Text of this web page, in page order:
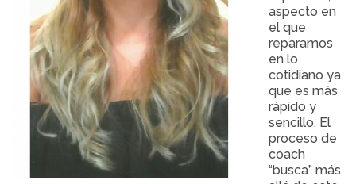
aspecto en
el que
reparamos
en lo
cotidiano ya
que es más
rápido y
sencillo. El
proceso de
coach
“busca” más